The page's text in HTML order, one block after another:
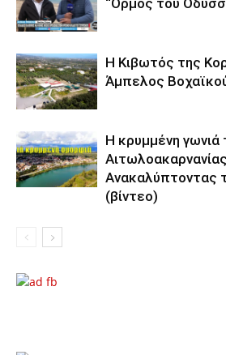
“Όρμος του
Η Κιβωτός της
Άμπελος
Η κρυμμένη γωνιά
Ανακαλύπτοντας
(βίντεο)